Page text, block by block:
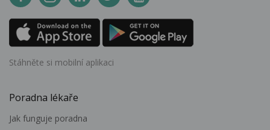
Stáhněte si mobilní aplikaci
Poradna lékaře
Jak funguje poradna